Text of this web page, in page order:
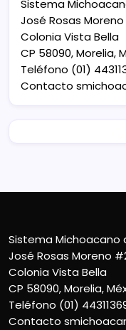
Sistema
José Rosas
Colonia Vista Bella
CP 58090, Morelia,
Teléfono (01)
Contacto
Sistema Michoacano
José Rosas Moreno
Colonia Vista Bella
CP 58090, Morelia,
Teléfono (01)
Contacto